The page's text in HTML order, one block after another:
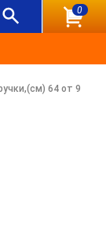
0
64 от 9